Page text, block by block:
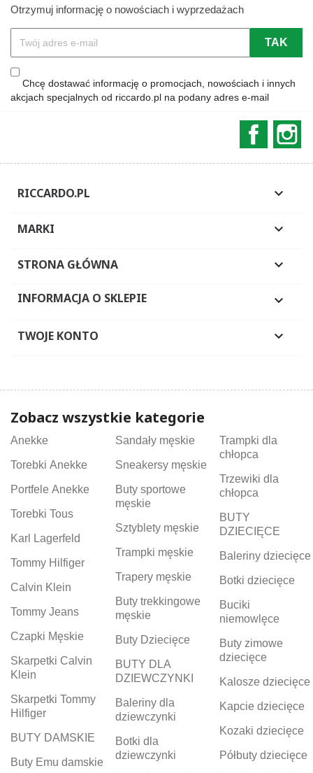
Otrzymuj informację o nowościach i wyprzedażach
Chcę dostawać informację o promocjach, nowościach i innych
akcjach specjalnych od riccardo.pl na podany adres e-mail
RICCARDO.PL 
MARKI 
STRONA GŁÓWNA 
INFORMACJA O SKLEPIE 
TWOJE KONTO 
Zobacz wszystkie kategorie
Anekke
Torebki Anekke
Portfele Anekke
Torebki Tous
Karl Lagerfeld
Tommy Hilfiger
Calvin Klein
Tommy Jeans
Czapki Męskie
Skarpetki Calvin
Klein
Skarpetki Tommy
Hilfiger
BUTY DAMSKIE
Buty Emu damskie
Sandały męskie
Sneakersy męskie
Buty sportowe
męskie
Sztyblety męskie
Trampki męskie
Trapery męskie
Buty trekkingowe
męskie
Buty Dziecięce
BUTY DLA
DZIEWCZYNKI
Baleriny dla
dziewczynki
Botki dla
dziewczynki
Trampki dla
chłopca
Trzewiki dla
chłopca
BUTY
DZIECIĘCE
Baleriny dziecięce
Botki dziecięce
Buciki
niemowlęce
Buty zimowe
dziecięce
Kalosze dziecięce
Kapcie dziecięce
Kozaki dziecięce
Półbuty dziecięce